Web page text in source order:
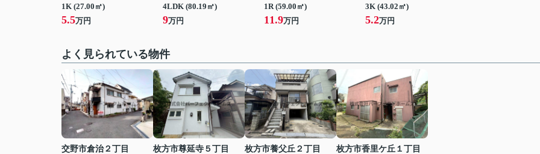
1K (27.00㎡)
5.5万円
4LDK (80.19㎡)
9万円
1R (59.00㎡)
11.9万円
3K (43.02㎡)
5.2万円
よく見られている物件
交野市倉治２丁目
枚方市尊延寺５丁目
枚方市養父丘２丁目
枚方市香里ケ丘１丁目